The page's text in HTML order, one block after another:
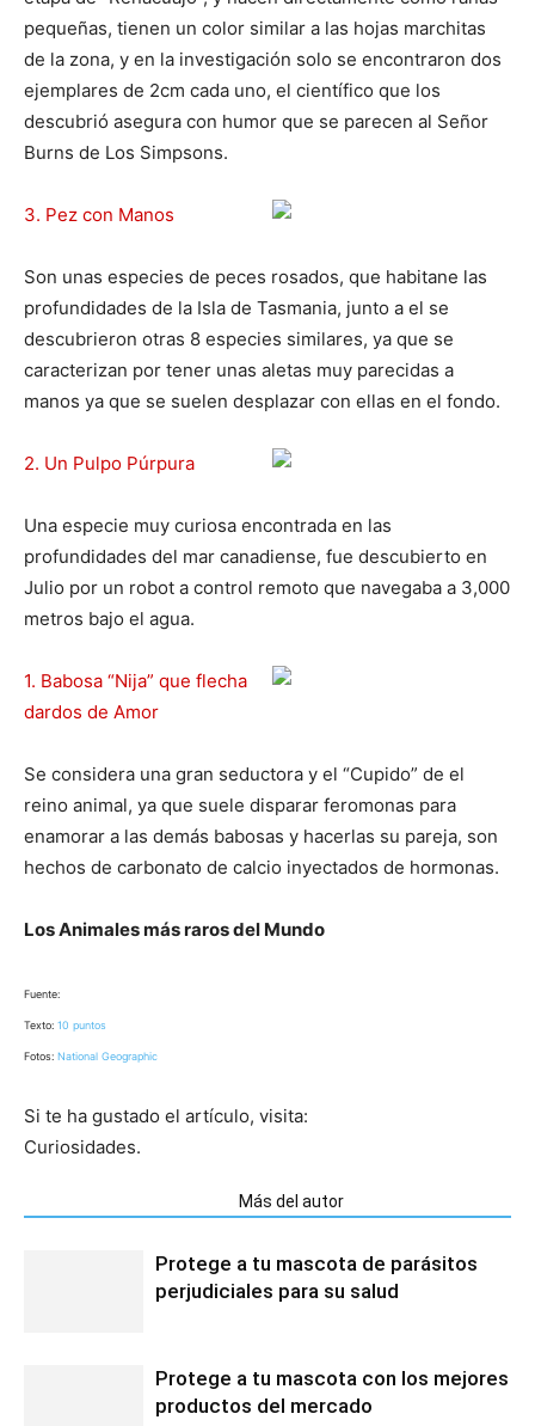
pequeñas, tienen un color similar a las hojas marchitas
de la zona, y en la investigación solo se encontraron dos
ejemplares de 2cm cada uno, el científico que los
descubrió asegura con humor que se parecen al Señor
Burns de Los Simpsons.
3. Pez con Manos
Son unas especies de peces rosados, que habitane las
profundidades de la Isla de Tasmania, junto a el se
descubrieron otras 8 especies similares, ya que se
caracterizan por tener unas aletas muy parecidas a
manos ya que se suelen desplazar con ellas en el fondo.
2. Un Pulpo Púrpura
Una especie muy curiosa encontrada en las
profundidades del mar canadiense, fue descubierto en
Julio por un robot a control remoto que navegaba a 3,000
metros bajo el agua.
1. Babosa “Nija” que flecha
dardos de Amor
Se considera una gran seductora y el “Cupido” de el
reino animal, ya que suele disparar feromonas para
enamorar a las demás babosas y hacerlas su pareja, son
hechos de carbonato de calcio inyectados de hormonas.
Los Animales más raros del Mundo
Fuente:
Texto: 10 puntos
Fotos: National Geographic
Si te ha gustado el artículo, visita:
Curiosidades.
Más del autor
Protege a tu mascota de parásitos
perjudiciales para su salud
Protege a tu mascota con los mejores
productos del mercado